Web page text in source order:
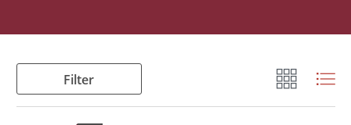
Filter